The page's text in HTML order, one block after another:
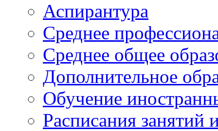
Аспирантура
Среднее
Среднее общее
Дополнительное
Обучение
Расписания занятий